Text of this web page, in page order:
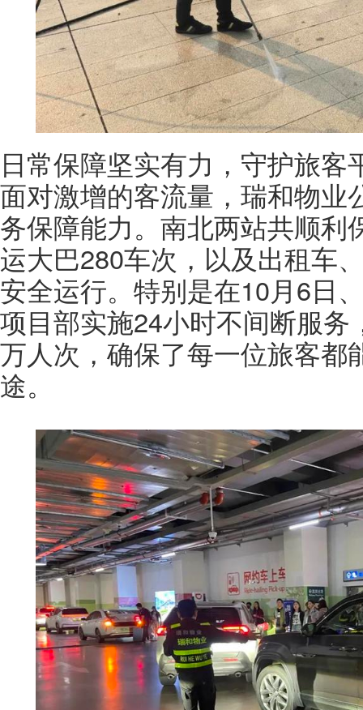
日常保障坚实有力，守护旅客
面对激增的客流量，瑞和物业
务保障能力。南北两站共顺利
运大巴280车次，以及出租车
安全运行。特别是在10月6日
项目部实施24小时不间断服
万人次，确保了每一位旅客都
途。